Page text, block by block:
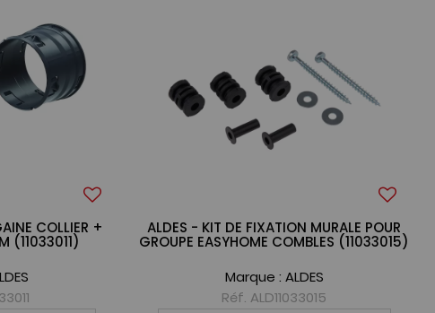
COLLIER +
(11033011)
ALDES - KIT DE FIXATION MURALE POUR
GROUPE EASYHOME COMBLES (11033015)
Marque : ALDES
Réf. ALD11033015